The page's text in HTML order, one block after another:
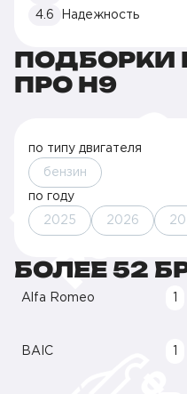
4.6
Надежность
ПОДБОРКИ
ПРО H9
по типу двигателя
бензин
по году
2025 2026
БОЛЕЕ 52
Alfa Romeo
BAIC